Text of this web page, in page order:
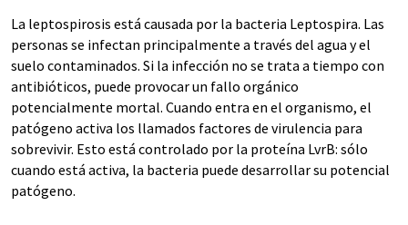
La leptospirosis está causada por la bacteria Leptospira. Las
personas se infectan principalmente a través del agua y el
suelo contaminados. Si la infección no se trata a tiempo con
antibióticos, puede provocar un fallo orgánico
potencialmente mortal. Cuando entra en el organismo, el
patógeno activa los llamados factores de virulencia para
sobrevivir. Esto está controlado por la proteína LvrB: sólo
cuando está activa, la bacteria puede desarrollar su potencial
patógeno.